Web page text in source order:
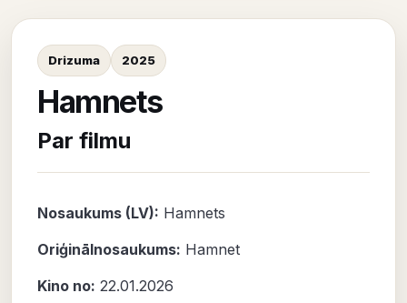
Drizuma 2025
Hamnets
Par filmu
Nosaukums (LV): Hamnets
Oriģinālnosaukums: Hamnet
Kino no: 22.01.2026